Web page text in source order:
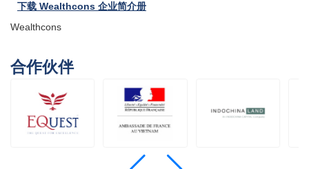
下载 Wealthcons 企业简介册
Wealthcons
合作伙伴